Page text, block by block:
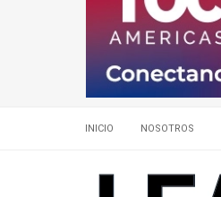
INICIO NOSOTROS